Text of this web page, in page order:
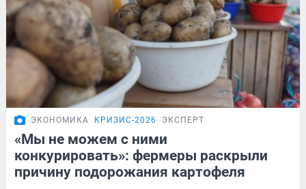
ЭКОНОМИКА КРИЗИС-2026 ЭКСПЕРТ
«Мы не можем с ними
конкурировать»: фермеры раскрыли
причину подорожания картофеля